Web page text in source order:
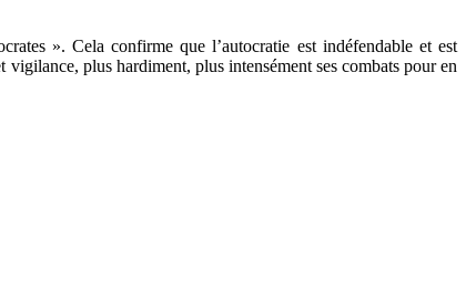
». Cela confirme que l’autocratie est indéfendable et est
plus hardiment, plus intensément ses combats pour en